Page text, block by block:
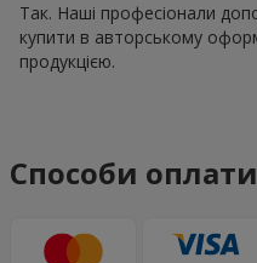
Так. Наші професіонали
купити в авторському
продукцією.
Способи оплати